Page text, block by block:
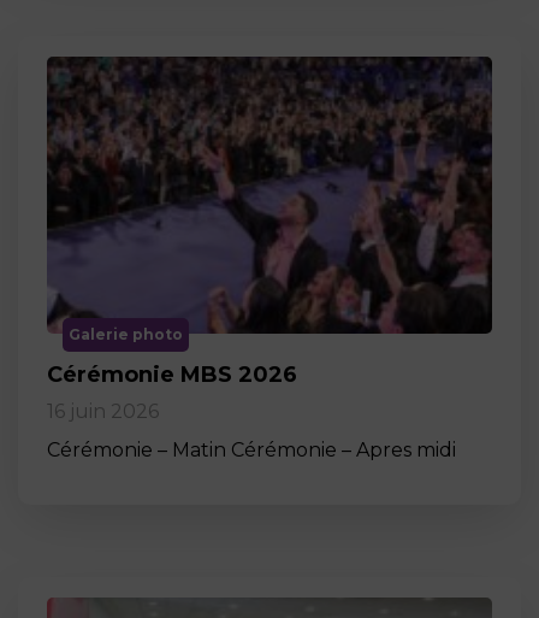
Galerie photo
Cérémonie MBS 2026
16 juin 2026
Cérémonie – Matin Cérémonie – Apres midi